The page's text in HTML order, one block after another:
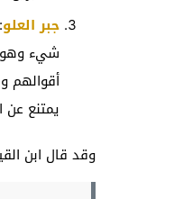
جبر العلو
شيء وهو
أقوالهم
يمتنع عن
وقد قال ابن